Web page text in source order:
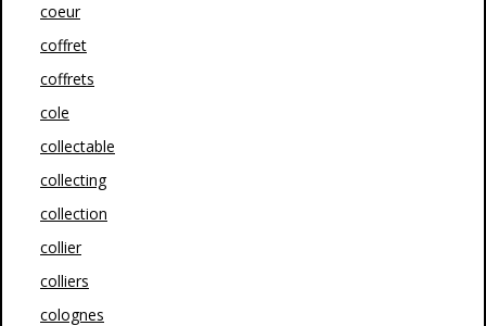
coeur
coffret
coffrets
cole
collectable
collecting
collection
collier
colliers
colognes